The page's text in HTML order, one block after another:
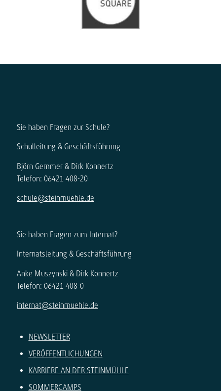
Sie haben Fragen zur Schule?
Schulleitung & Geschäftsführung
Björn Gemmer & Dirk Konnertz
Telefon: 06421 408-20
schule@steinmuehle.de
Sie haben Fragen zum Internat?
Internatsleitung & Geschäftsführung
Anke Muszynski & Dirk Konnertz
Telefon: 06421 408-0
internat@steinmuehle.de
NEWSLETTER
VERÖFFENTLICHUNGEN
KARRIERE AN DER STEINMÜHLE
SOMMERCAMPS